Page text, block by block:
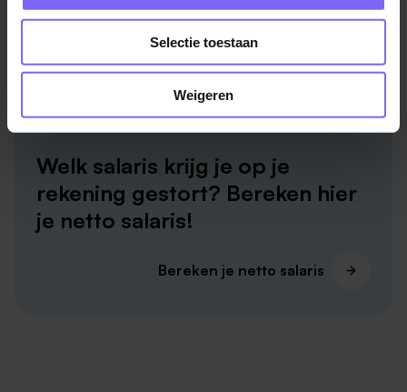
Selectie toestaan
Weigeren
Welk salaris krijg je op je
rekening gestort? Bereken hier
je netto salaris!
Bereken je netto salaris